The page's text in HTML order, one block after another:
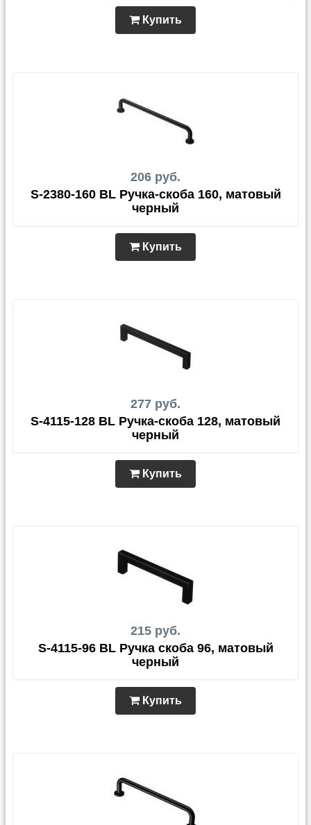
Купить
206 руб.
S-2380-160 BL Ручка-скоба 160, матовый
черный
Купить
277 руб.
S-4115-128 BL Ручка-скоба 128, матовый
черный
Купить
215 руб.
S-4115-96 BL Ручка скоба 96, матовый
черный
Купить